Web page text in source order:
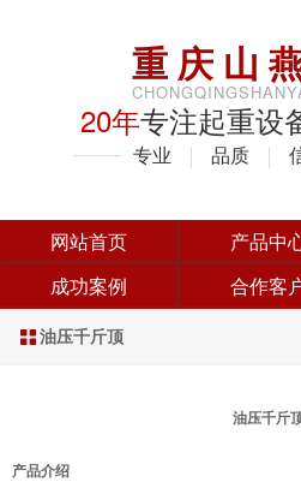
重庆山
20年专注起重设
专业 品质
网站首页 产品中
成功案例
合作客
 油压千斤顶
油压千斤
产品介绍